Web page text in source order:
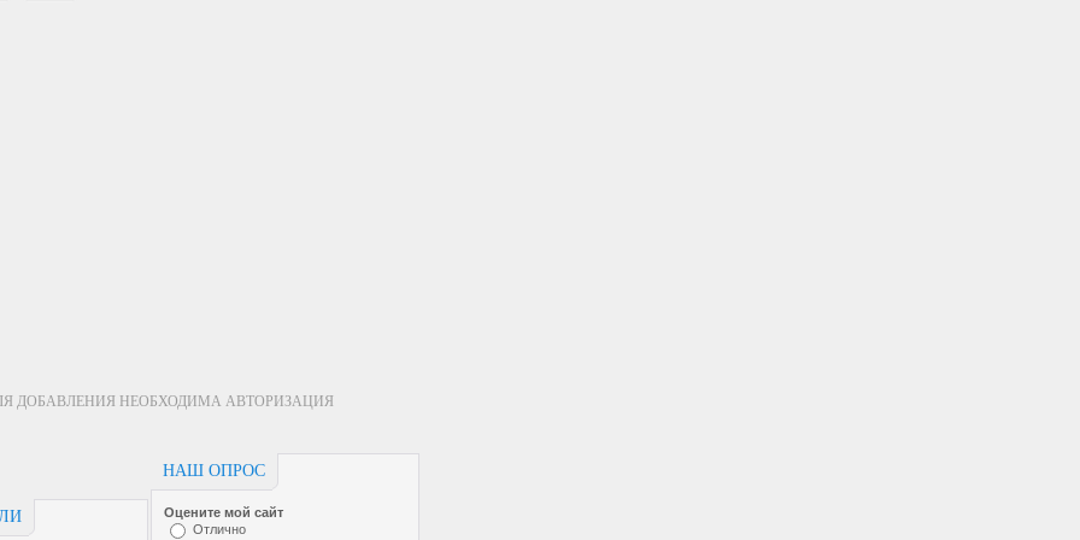
ДОБАВЛЕНИЯ НЕОБХОДИМА АВТОРИЗАЦИЯ
НАШ ОПРОС
Оцените мой сайт
Отлично